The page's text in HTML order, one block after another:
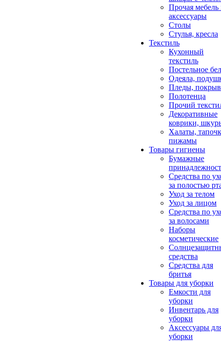
Прочая мебель
аксессуары
Столы
Стулья, кресла
Текстиль
Кухонный
текстиль
Постельное
Одеяла,
Пледы,
Полотенца
Прочий
Декоративные
коврики,
Халаты,
пижамы
Товары гигиены
Бумажные
Средства по
за полостью
Уход за телом
Уход за лицом
Средства по
за волосами
Наборы
косметические
средства
Средства для
бритья
Товары для уборки
Емкости для
уборки
Инвентарь для
уборки
Аксессуары
уборки